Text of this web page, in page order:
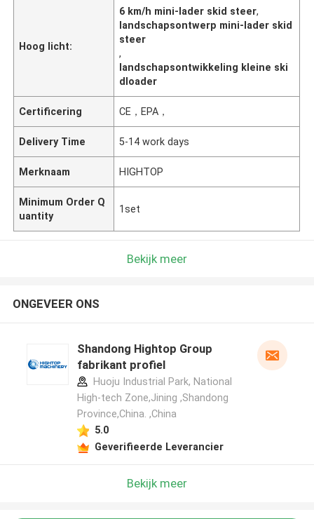
Hoog licht:
6 km/h mini-lader skid steer,
landschapsontwerp mini-lader skid
steer
,
landschapsontwikkeling kleine ski
dloader
Certificering CE，EPA，
Delivery Time 5-14 work days
Merknaam HIGHTOP
Minimum Order Q
uantity
1set
Bekijk meer
ONGEVEER ONS
Shandong Hightop Group
fabrikant profiel
Huoju Industrial Park, National
High-tech Zone,Jining ,Shandong
Province,China. ,China
5.0
Geverifieerde Leverancier
Bekijk meer